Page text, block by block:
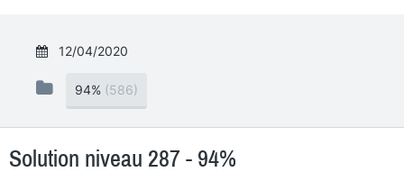
12/04/2020
94% (586)
Solution niveau 287 - 94%